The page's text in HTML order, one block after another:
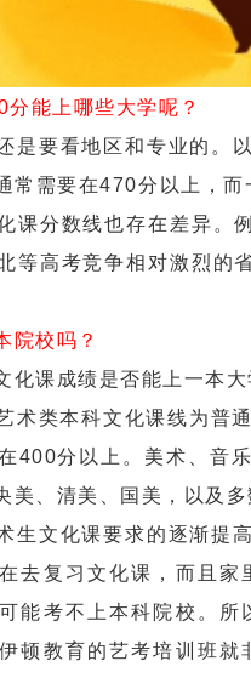
能上哪些大学呢？
要看地区和专业的。以
常需要在470分以上，
课分数线也存在差异。
等高考竞争相对激烈的
院校吗？
课成绩是否能上一本大
术类本科文化课线为普
400分以上。美术、音
美、清美、国美，以及
文化课要求的逐渐提高
去复习文化课，而且
能考不上本科院校。
顿教育的艺考培训班